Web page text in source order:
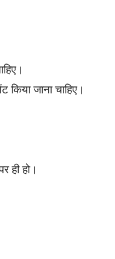
जाना चाहिए।
ही हो।